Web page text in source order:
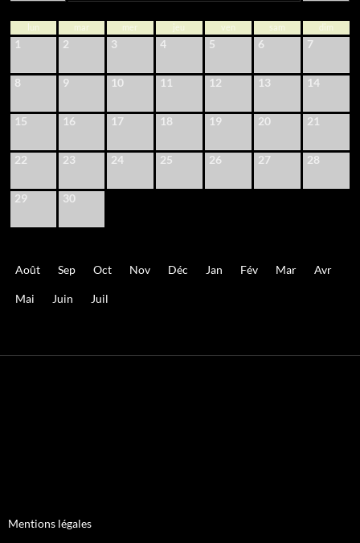
lun mar mer jeu ven sam dim
1 2 3 4 5 6 7
8 9 10 11 12 13 14
15 16 17 18 19 20 21
22 23 24 25 26 27 28
29 30
Août Sep Oct Nov Déc Jan Fév Mar Avr
Mai Juin Juil
Mentions légales